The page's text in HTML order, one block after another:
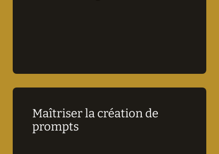
Maîtriser la création de
prompts